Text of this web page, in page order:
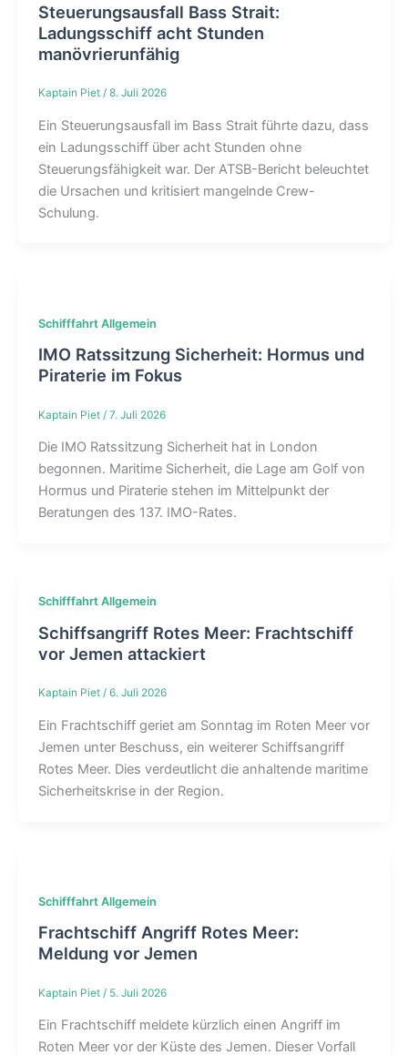
Steuerungsausfall Bass Strait:
Ladungsschiff acht Stunden
manövrierunfähig
Kaptain Piet / 8. Juli 2026
Ein Steuerungsausfall im Bass Strait führte dazu, dass
ein Ladungsschiff über acht Stunden ohne
Steuerungsfähigkeit war. Der ATSB-Bericht beleuchtet
die Ursachen und kritisiert mangelnde Crew-
Schulung.
Schifffahrt Allgemein
IMO Ratssitzung Sicherheit: Hormus und
Piraterie im Fokus
Kaptain Piet / 7. Juli 2026
Die IMO Ratssitzung Sicherheit hat in London
begonnen. Maritime Sicherheit, die Lage am Golf von
Hormus und Piraterie stehen im Mittelpunkt der
Beratungen des 137. IMO-Rates.
Schifffahrt Allgemein
Schiffsangriff Rotes Meer: Frachtschiff
vor Jemen attackiert
Kaptain Piet / 6. Juli 2026
Ein Frachtschiff geriet am Sonntag im Roten Meer vor
Jemen unter Beschuss, ein weiterer Schiffsangriff
Rotes Meer. Dies verdeutlicht die anhaltende maritime
Sicherheitskrise in der Region.
Schifffahrt Allgemein
Frachtschiff Angriff Rotes Meer:
Meldung vor Jemen
Kaptain Piet / 5. Juli 2026
Ein Frachtschiff meldete kürzlich einen Angriff im
Roten Meer vor der Küste des Jemen. Dieser Vorfall